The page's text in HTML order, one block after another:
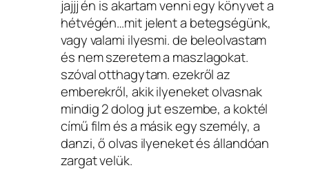
jajjj én is akartam venni egy könyvet a
hétvégén…mit jelent a betegségünk,
vagy valami ilyesmi. de beleolvastam
és nem szeretem a maszlagokat.
szóval otthagytam. ezekről az
emberekről, akik ilyeneket olvasnak
mindig 2 dolog jut eszembe, a koktél
című film és a másik egy személy, a
danzi, ő olvas ilyeneket és állandóan
zargat velük.